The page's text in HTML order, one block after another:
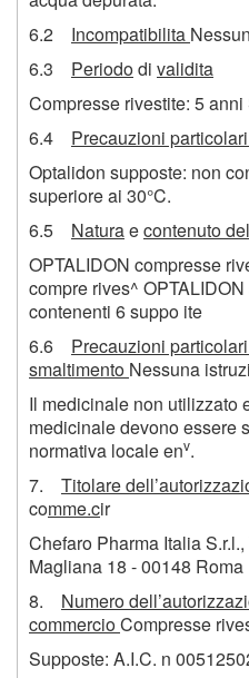
6.2 Incompatibilita
6.3 Periododi validita
Compresse rivestite: 5
6.4 Precauzioni
Optalidon supposte: non
superiore ai 30°C.
6.5 Naturaecontenuto
OPTALIDON compresse
compre rives^
contenenti 6suppo ite
6.6
Precauzioni
smaltimento Nessuna
Il medicinale non utilizzato
medicinale devono essere
normativa locale env.
7. Titolare
comme.cir
Chefaro Pharma Italia
Magliana 18 - 00148 Roma
8. Numero
commercioCompresse
Supposte: A.I.C. n